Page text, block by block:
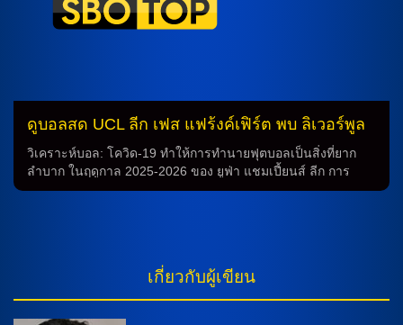
การโจมตี ในขณะที่ มิเกล เบสก้า จะควบคุมกลางสนามร่วมกับ มิ
เกล เจาเรคีซาร์ ส่วน อันโดนี่ โกโรซาเบล, ดาเนียล […]
ดูบอลสด UCL ลีก เฟส แฟร้งค์เฟิร์ต พบ ลิเวอร์พูล
22 ต.ค.68
วิเคราะห์บอล: โควิด-19 ทำให้การทำนายฟุตบอลเป็นสิ่งที่ยาก
ลำบาก ในฤดูกาล 2025-2026 ของ ยูฟ่า แชมเปี้ยนส์ ลีก การ
ทำนายผลการแข่งขันเป็นเรื่องที่ท้าทายมาก เนื่องจากสถานการณ์
ฤดูกาลนี้ ทีมไอน์ทรัค แฟร้งค์เฟิร์ต ที่อยู่ในอันดับ 7 ของลีกบุนเด
สลีกา จะต้องเผชิญหน้ากับทีมลิเวอร์พูล ที่ติดอันดับ 4 ของพรีเมียร์
ลีก คู่นี้จะถูกเล่นที่ ดอยท์ช แบงค์ พาร์ค และจะเริ่มขึ้นในเวลา
02.00 น. ตามเวลาประเทศไทย ในคืนวันพุธที่ 22 ตุลาคม 2568
เกี่ยวกับผู้เขียน